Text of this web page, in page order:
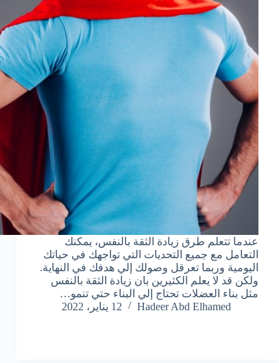
عندما تتعلم طرق زيادة الثقة بالنفس، يمكنك
التعامل مع جميع التحديات التي تواجهك في حياتك
اليومية وربما تعرقل وصولك إلي هدفك في النهاية.
ولكن قد لا يعلم الكثيرين بان زيادة الثقة بالنفس
مثل بناء العضلات تحتاج إلي البناء حتي تنمو…
Hadeer Abd Elhamed
12 يناير، 2022